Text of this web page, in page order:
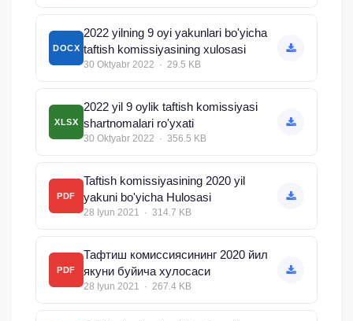
DOCX
2022 yilning 9 oyi yakunlari bo'yicha
taftish komissiyasining xulosasi
30 Oktyabr 2022 · 29.5 KB
XLSX
2022 yil 9 oylik taftish komissiyasi
shartnomalari ro'yxati
30 Oktyabr 2022 · 356.5 KB
PDF
Taftish komissiyasining 2020 yil
yakuni bo'yicha Hulosasi
28 Iyun 2021 · 314.7 KB
PDF
Тафтиш комиссиясининг 2020 йил
якуни буйича хулосаси
28 Iyun 2021 · 267.4 KB